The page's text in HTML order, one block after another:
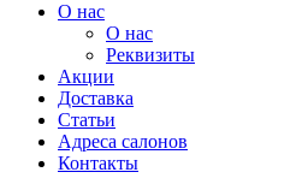
О нас
О нас
Реквизиты
Акции
Доставка
Статьи
Адреса салонов
Контакты